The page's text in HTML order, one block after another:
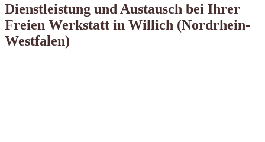
Dienstleistung und Austausch bei Ihrer
Freien Werkstatt in Willich (Nordrhein-
Westfalen)